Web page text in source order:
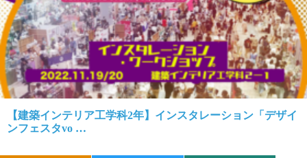
【建築インテリア工学科2年】インスタレーション「デザイ
ンフェスタvo …